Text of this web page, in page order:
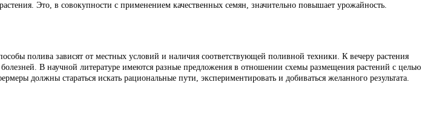
Это, в совокупности с применением качественных семян, значительно повышает урожайность.
полива зависят от местных условий и наличия соответствующей поливной техники. К вечеру растения
В научной литературе имеются разные предложения в отношении схемы размещения растений с целью
должны стараться искать рациональные пути, экспериментировать и добиваться желанного результата.